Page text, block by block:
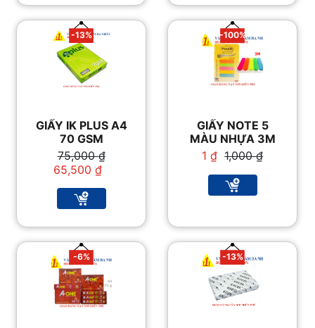
-13%
GIẤY IK PLUS A4
70 GSM
75,000₫
Giá
gốc
75,000 ₫.
65,500₫
Giá
hiện
là:
65,500 ₫.
-100%
GIẤY NOTE 5
MÀU NHỰA 3M
1,000₫
Giá
là:
1,000 ₫.
1₫
Giá
tại
là:
-6% -13%